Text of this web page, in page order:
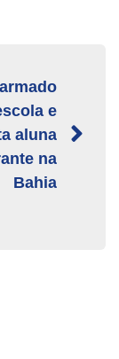
e
aluna
na
Bahia